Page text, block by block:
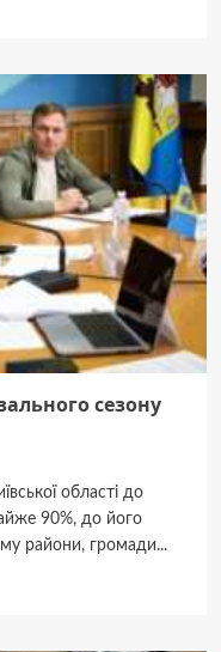
сезону
області до
90%, до його
райони, громади...